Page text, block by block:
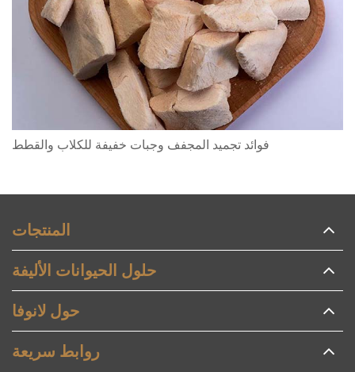
فوائد تجميد المجفف وجبات خفيفة للكلاب والقطط
المنتجات
حلول الحيوانات الأليفة
حول لانوفا
روابط سريعة